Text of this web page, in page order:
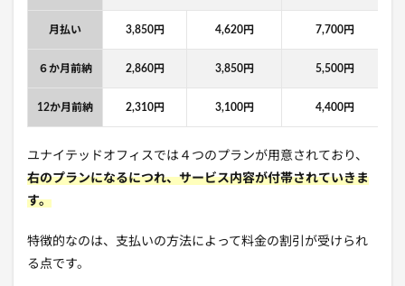
月払い 3,850円 4,620円 7,700円
６か月前納 2,860円 3,850円 5,500円
12か月前納 2,310円 3,100円 4,400円
ユナイテッドオフィスでは４つのプランが用意されており、
右のプランになるにつれ、サービス内容が付帯されていきま
す。
特徴的なのは、支払いの方法によって料金の割引が受けられ
る点です。